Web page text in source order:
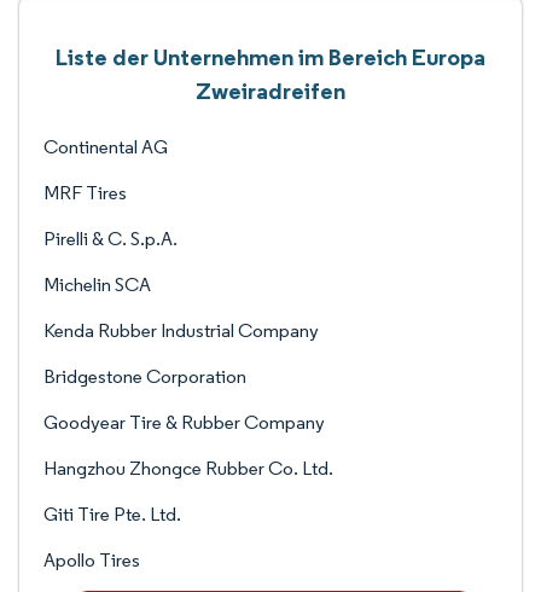
Liste der Unternehmen im Bereich Europa
Zweiradreifen
Continental AG
MRF Tires
Pirelli & C. S.p.A.
Michelin SCA
Kenda Rubber Industrial Company
Bridgestone Corporation
Goodyear Tire & Rubber Company
Hangzhou Zhongce Rubber Co. Ltd.
Giti Tire Pte. Ltd.
Apollo Tires